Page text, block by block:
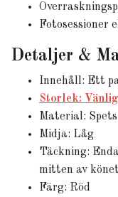
Fotosessioner
Detaljer &
Innehåll: Ett
Storlek:
Material:
Midja: Låg
Täckning:
mitten av
Färg: Röd